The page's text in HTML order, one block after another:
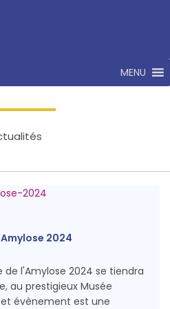
MENU
2024
de l'Amylose 2024 se tiendra
au prestigieux Musée
évènement est une